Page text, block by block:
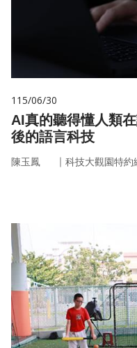
115/06/30
AI真的聽得懂人類
後的語言科技
陳玉鳳 ｜ 科技大觀園特約